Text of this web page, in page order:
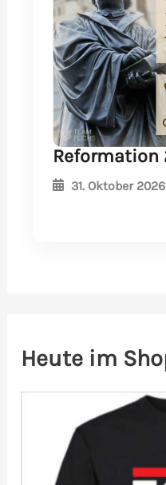
Reformation
31. Oktober 2026
Heute im